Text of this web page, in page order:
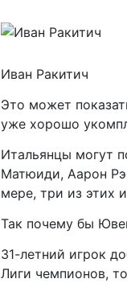
Иван Ракитич
Это может
уже хорошо
Итальянцы могут
Матюиди, Аарон
мере, три из этих
Так почему бы
31-летний игрок
Лиги чемпионов,